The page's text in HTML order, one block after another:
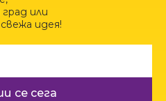
или
идея!
се сега